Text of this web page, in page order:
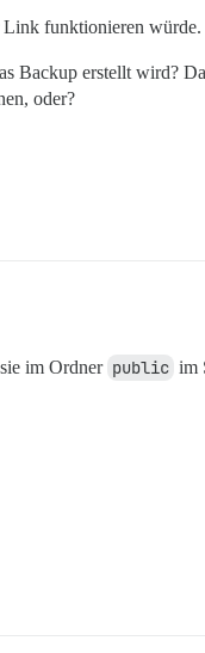
funktionieren
Backup erstellt wird?
oder?
im Ordner public im